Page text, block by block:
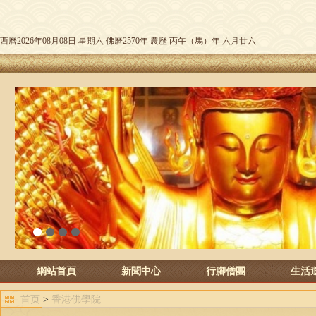
西曆2026年08月08日 星期六 佛曆2570年 農歷 丙午（馬）年 六月廿六
1 2 3 4
網站首頁 新聞中心 行腳僧團 生活
首页 > 香港佛學院